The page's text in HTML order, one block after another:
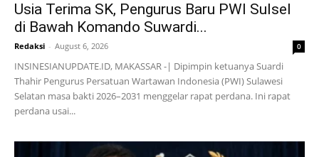
Usia Terima SK, Pengurus Baru PWI Sulsel
di Bawah Komando Suwardi...
Redaksi - August 6, 2026 0
INSINESIANUPDATE.ID, MAKASSAR -| Dipimpin ketuanya Suardi
Thahir Pengurus Persatuan Wartawan Indonesia (PWI) Sulawesi
Selatan masa bakti 2026–2031 menggelar rapat perdana. Ini rapat
perdana usai...